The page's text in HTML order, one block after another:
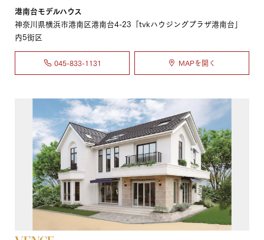
港南台モデルハウス
神奈川県横浜市港南区港南台4-23「tvkハウジングプラザ港南台」
内5街区
045-833-1131 MAPを開く